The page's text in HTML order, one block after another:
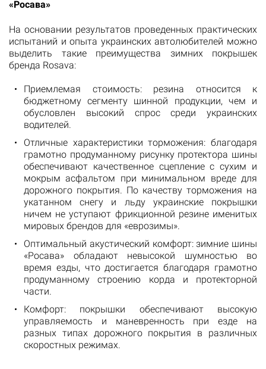
«Росава»
На основании результатов проведенных практических
испытаний и опыта украинских автолюбителей можно
выделить такие преимущества зимних покрышек
бренда Rosava:
Приемлемая стоимость: резина относится к
бюджетному сегменту шинной продукции, чем и
обусловлен высокий спрос среди украинских
водителей.
Отличные характеристики торможения: благодаря
грамотно продуманному рисунку протектора шины
обеспечивают качественное сцепление с сухим и
мокрым асфальтом при минимальном вреде для
дорожного покрытия. По качеству торможения на
укатанном снегу и льду украинские покрышки
ничем не уступают фрикционной резине именитых
мировых брендов для «еврозимы».
Оптимальный акустический комфорт: зимние шины
«Росава» обладают невысокой шумностью во
время езды, что достигается благодаря грамотно
продуманному строению корда и протекторной
части.
Комфорт: покрышки обеспечивают высокую
управляемость и маневренность при езде на
разных типах дорожного покрытия в различных
скоростных режимах.